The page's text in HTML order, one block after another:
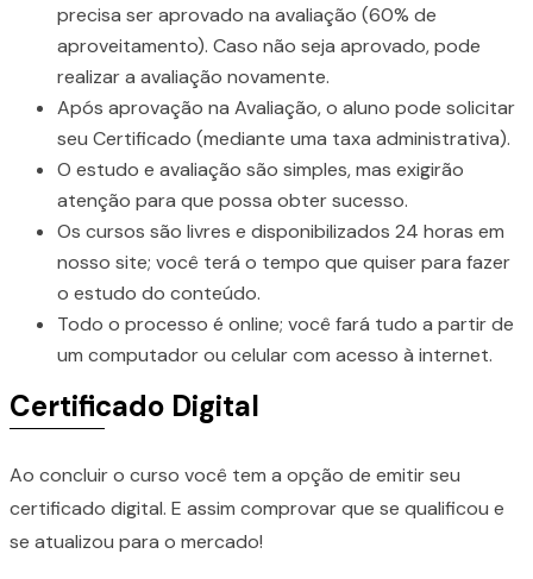
precisa ser aprovado na avaliação (60% de
aproveitamento). Caso não seja aprovado, pode
realizar a avaliação novamente.
Após aprovação na Avaliação, o aluno pode solicitar
seu Certificado (mediante uma taxa administrativa).
O estudo e avaliação são simples, mas exigirão
atenção para que possa obter sucesso.
Os cursos são livres e disponibilizados 24 horas em
nosso site; você terá o tempo que quiser para fazer
o estudo do conteúdo.
Todo o processo é online; você fará tudo a partir de
um computador ou celular com acesso à internet.
Certificado Digital
Ao concluir o curso você tem a opção de emitir seu
certificado digital. E assim comprovar que se qualificou e
se atualizou para o mercado!